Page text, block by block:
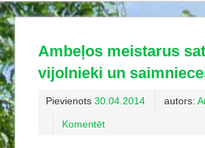
Ambeļos meistarus
vijolnieki un
Pievienots 30.04.2014 autors:
Komentēt